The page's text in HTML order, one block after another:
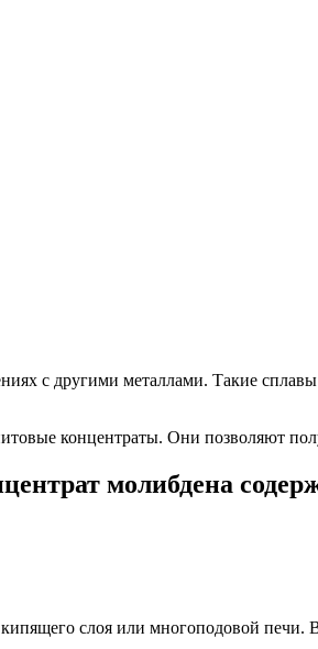
с другими металлами. Такие
концентраты. Они позволяют
молибдена
слоя или многоподовой печи. В